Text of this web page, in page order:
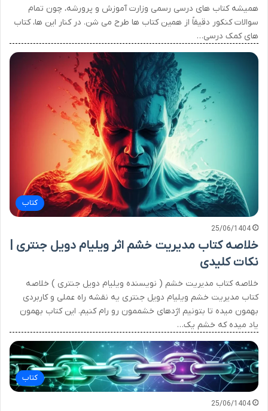
همیشه کتاب های درسی رسمی وزارت آموزش و پرورشه، چون تمام
سوالات کنکور دقیقاً از همین کتاب ها طرح می شن. در کنار این ها، کتاب
های کمک درسی…
کتاب
25/06/1404
خلاصه کتاب مدیریت خشم اثر ویلیام دویل جنتری |
نکات کلیدی
خلاصه کتاب مدیریت خشم ( نویسنده ویلیام دویل جنتری ) خلاصه
کتاب مدیریت خشم ویلیام دویل جنتری یه نقشه راه عملی و کاربردی
بهمون میده تا بتونیم اژدهای خشممون رو رام کنیم. این کتاب بهمون
یاد میده که خشم یک…
کتاب
25/06/1404